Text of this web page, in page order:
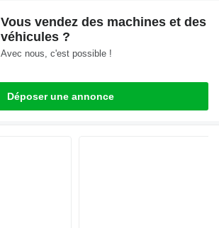
Vous vendez des machines et des
véhicules ?
Avec nous, c'est possible !
Déposer une annonce